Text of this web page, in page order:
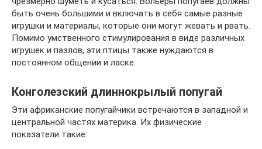
быть очень большими и включать в себя самые разные
игрушки и материалы, которые они могут жевать и рвать.
Помимо умственного стимулирования в виде различных
игрушек и пазлов, эти птицы также нуждаются в
постоянном общении и ласке.
Конголезский длиннокрылый попугай
Эти африканские попугайчики встречаются в западной и
центральной частях материка. Их физические
показатели такие: